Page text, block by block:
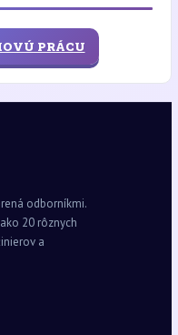
PRÁCU
odborníkmi.
20 rôznych
a